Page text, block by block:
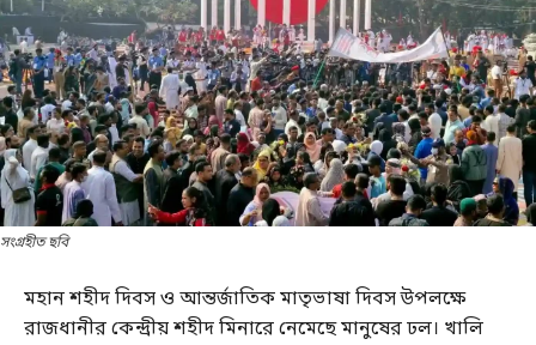
সংগ্রহীত ছবি
মহান শহীদ দিবস ও আন্তর্জাতিক মাতৃভাষা দিবস উপলক্ষে
রাজধানীর কেন্দ্রীয় শহীদ মিনারে নেমেছে মানুষের ঢল। খালি